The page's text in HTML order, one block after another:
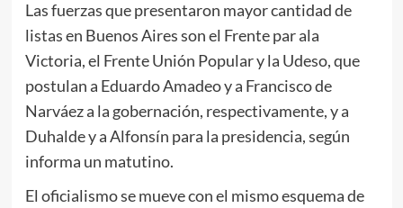
Las fuerzas que presentaron mayor cantidad de
listas en Buenos Aires son el Frente par ala
Victoria, el Frente Unión Popular y la Udeso, que
postulan a Eduardo Amadeo y a Francisco de
Narváez a la gobernación, respectivamente, y a
Duhalde y a Alfonsín para la presidencia, según
informa un matutino.
El oficialismo se mueve con el mismo esquema de